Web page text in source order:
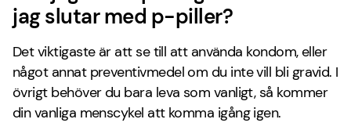
jag slutar med p-piller?
Det viktigaste är att se till att använda kondom, eller
något annat preventivmedel om du inte vill bli gravid. I
övrigt behöver du bara leva som vanligt, så kommer
din vanliga menscykel att komma igång igen.